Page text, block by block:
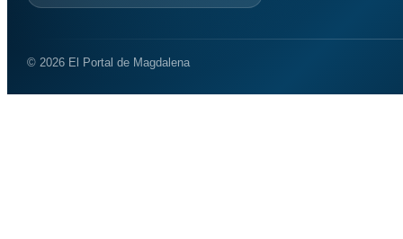
© 2026 El Portal de Magdalena